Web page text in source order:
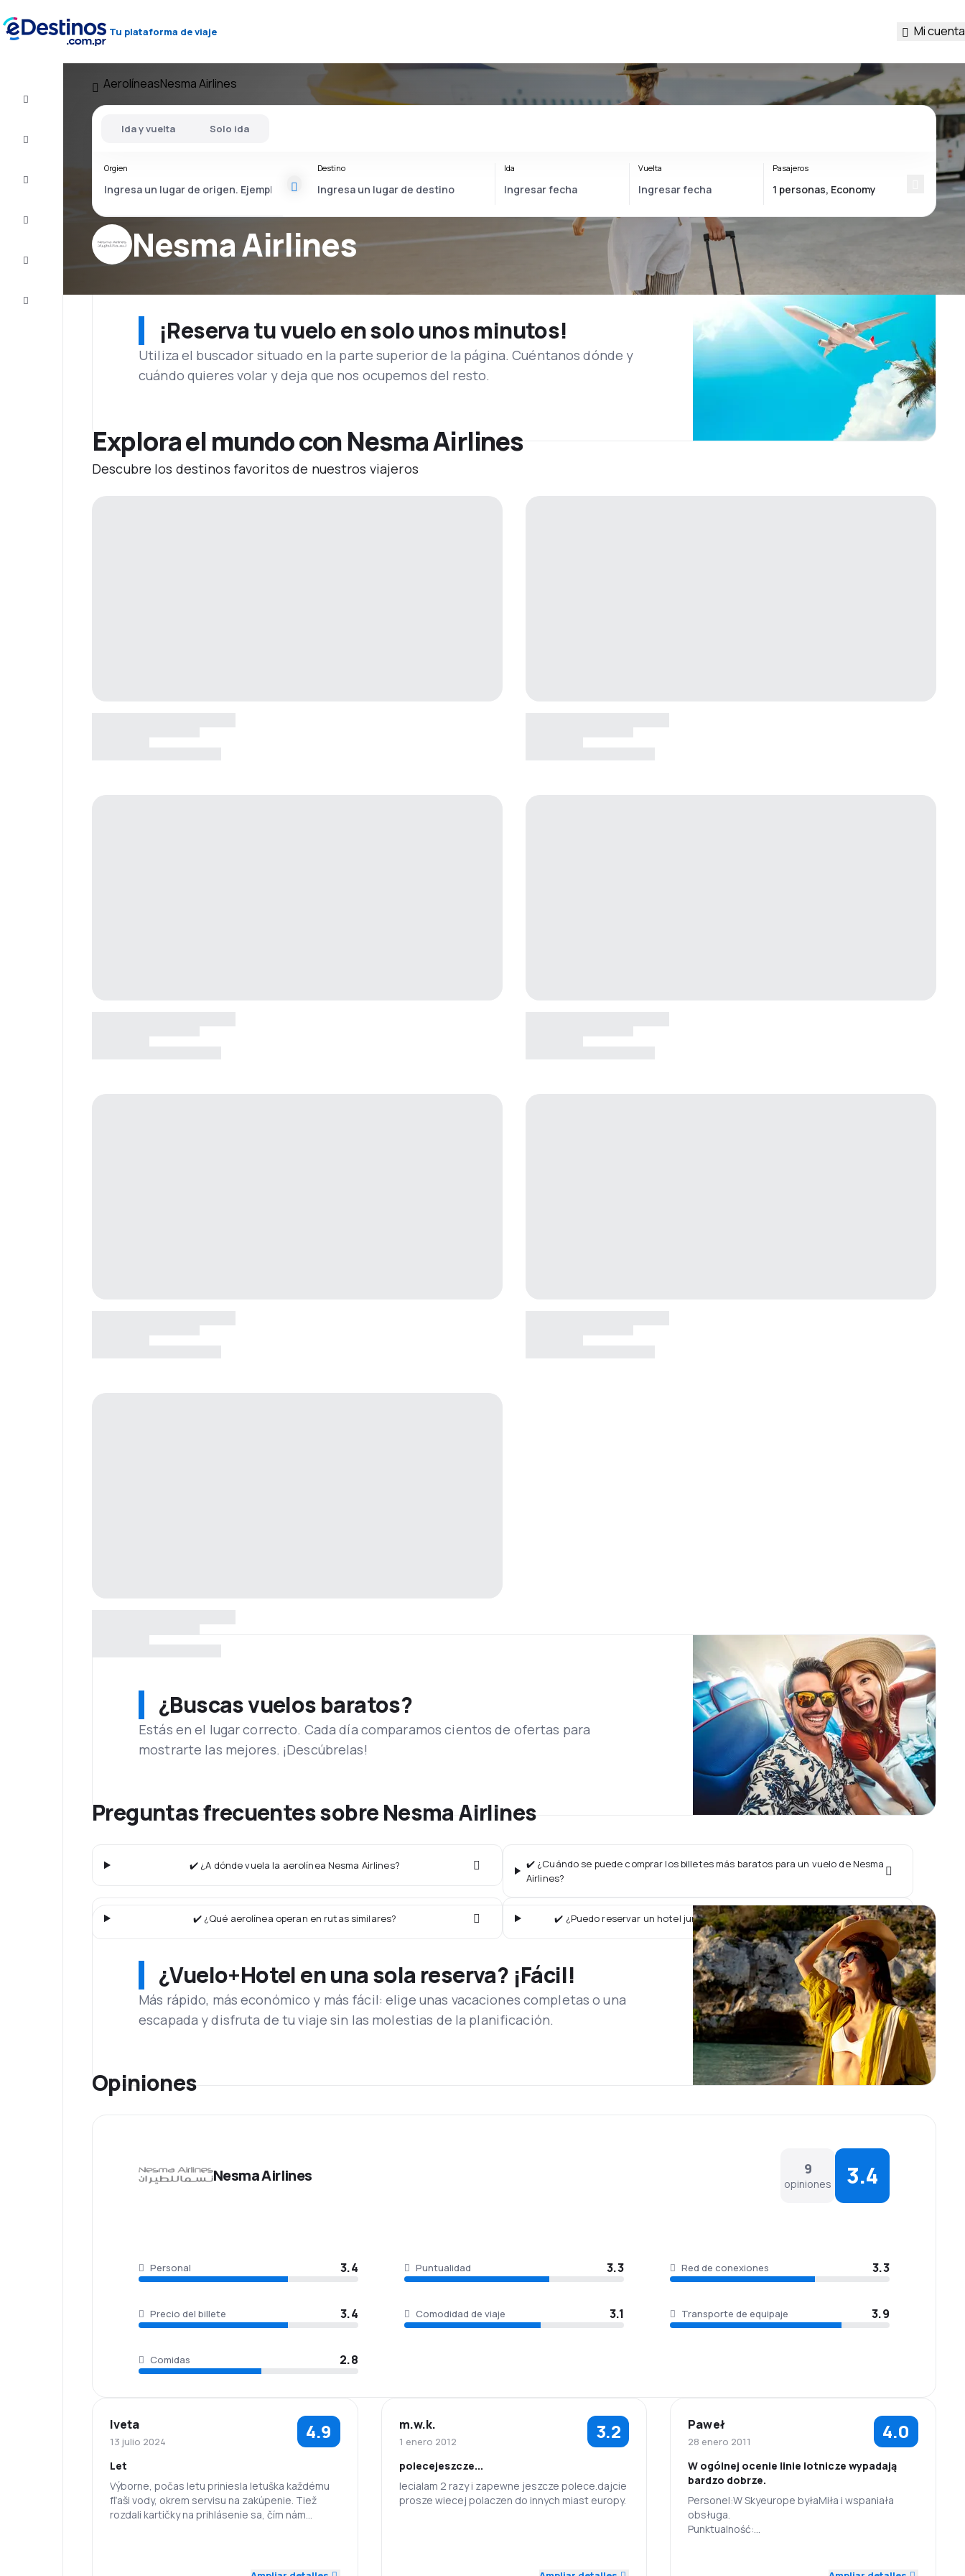
Tu plataforma de viaje Mi cuenta
Atención
AerolíneasNesma Airlines
Nesma Airlines
Ida y vuelta Solo ida
Orgien Destino Ida Vuelta Pasajeros
¡Reserva tu vuelo en solo unos minutos!
Utiliza el buscador situado en la parte superior de la página. Cuéntanos dónde y
cuándo quieres volar y deja que nos ocupemos del resto.
Explora el mundo con Nesma Airlines
Descubre los destinos favoritos de nuestros viajeros
¿Buscas vuelos baratos?
Estás en el lugar correcto. Cada día comparamos cientos de ofertas para
mostrarte las mejores. ¡Descúbrelas!
Preguntas frecuentes sobre Nesma Airlines
✔️ ¿A dónde vuela la aerolínea Nesma Airlines?
✔️ ¿Cuándo se puede comprar los billetes más baratos para un vuelo de Nesma
Airlines?
✔️ ¿Qué aerolínea operan en rutas similares? ✔️ ¿Puedo reservar un hotel junto con un vuelo de Nesma Airlines?
¿Vuelo+Hotel en una sola reserva? ¡Fácil!
Más rápido, más económico y más fácil: elige unas vacaciones completas o una
escapada y disfruta de tu viaje sin las molestias de la planificación.
Opiniones
Nesma Airlines 9
opiniones 3.4
Personal 3.4 Puntualidad 3.3 Red de conexiones 3.3
Precio del billete 3.4 Comodidad de viaje 3.1 Transporte de equipaje 3.9
Comidas 2.8
Iveta
13 julio 2024 4.9
Let
Výborne, počas letu priniesla letuška každému
fľaši vody, okrem servisu na zakúpenie. Tiež
rozdali kartičky na prihlásenie sa, čím nám
m.w.k.
1 enero 2012 3.2
polecejeszcze...
lecialam 2 razy i zapewne jeszcze polece.dajcie
prosze wiecej polaczen do innych miast europy.
4.0
Paweł
28 enero 2011 4.0
W ogólnej ocenie linie lotnicze wypadają
bardzo dobrze.
Personel:W Skyeurope byłaMiła i wspaniała
obsługa.
Punktualność: